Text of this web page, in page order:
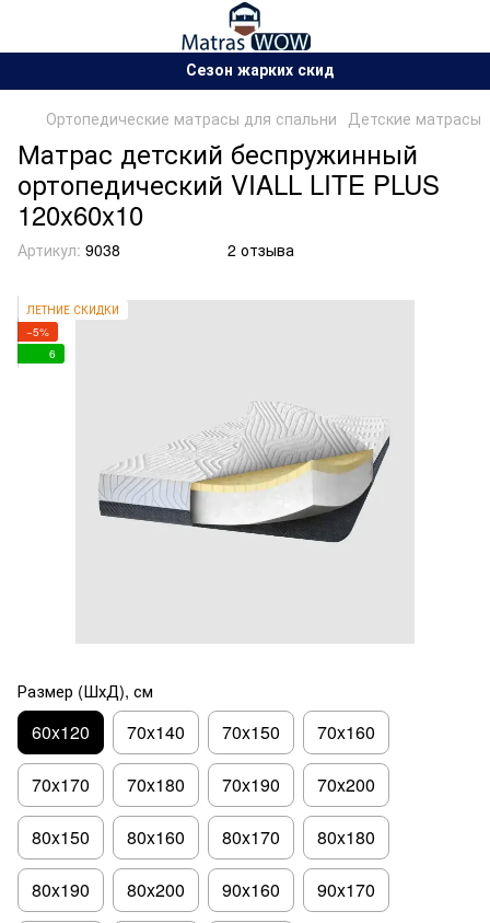
Сезон жарких скидок!.
Ортопедические матрасы для спальни Детские матрасы
Матрас детский беспружинный
ортопедический VIALL LITE PLUS
120x60x10
Артикул: 9038 2 отзыва
ЛЕТНИЕ СКИДКИ
−5%
6
Размер (ШхД), см
60x120 70x140 70x150 70x160
70x170 70x180 70x190 70x200
80x150 80x160 80x170 80x180
80x190 80x200 90x160 90x170